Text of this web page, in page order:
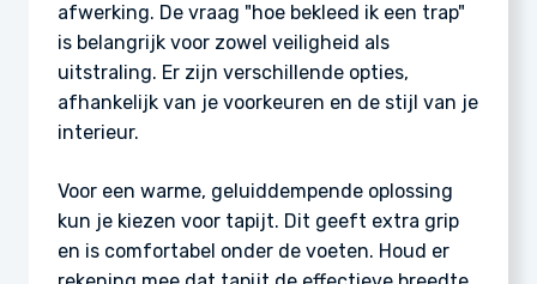
afwerking. De vraag "hoe bekleed ik een trap"
is belangrijk voor zowel veiligheid als
uitstraling. Er zijn verschillende opties,
afhankelijk van je voorkeuren en de stijl van je
interieur.
Voor een warme, geluiddempende oplossing
kun je kiezen voor tapijt. Dit geeft extra grip
en is comfortabel onder de voeten. Houd er